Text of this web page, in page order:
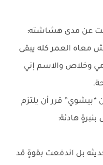
عن مدى هشاشته:
معاه العمر كله يبقى
وخلاص والاسم إني
قرر أن يلتزم
هادئة:
بل اندفعت بقوةٍ قد